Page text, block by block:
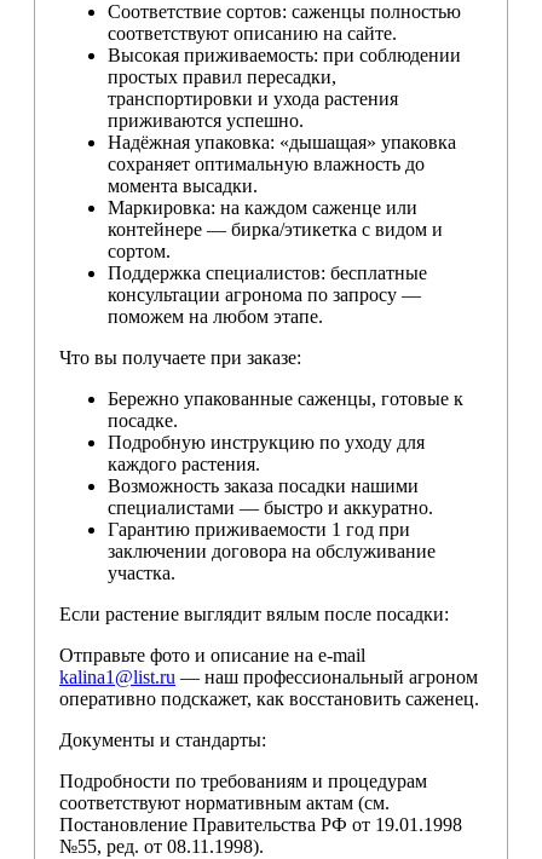
Соответствие сортов: саженцы полностью
соответствуют описанию на сайте.
Высокая приживаемость: при соблюдении
простых правил пересадки,
транспортировки и ухода растения
приживаются успешно.
Надёжная упаковка: «дышащая» упаковка
сохраняет оптимальную влажность до
момента высадки.
Маркировка: на каждом саженце или
контейнере — бирка/этикетка с видом и
сортом.
Поддержка специалистов: бесплатные
консультации агронома по запросу —
поможем на любом этапе.
Что вы получаете при заказе:
Бережно упакованные саженцы, готовые к
посадке.
Подробную инструкцию по уходу для
каждого растения.
Возможность заказа посадки нашими
специалистами — быстро и аккуратно.
Гарантию приживаемости 1 год при
заключении договора на обслуживание
участка.
Если растение выглядит вялым после посадки:
Отправьте фото и описание на e-mail
kalina1@list.ru — наш профессиональный агроном
оперативно подскажет, как восстановить саженец.
Документы и стандарты:
Подробности по требованиям и процедурам
соответствуют нормативным актам (см.
Постановление Правительства РФ от 19.01.1998
№55, ред. от 08.11.1998).